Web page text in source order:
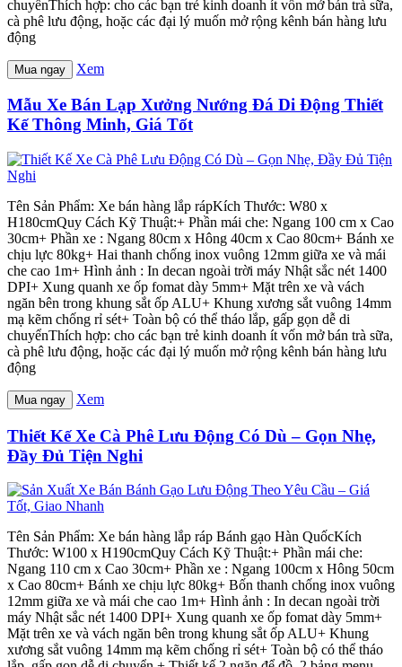
chuyểnThích hợp: cho các bạn trẻ kinh doanh ít vốn mở bán trà sữa,
cà phê lưu động, hoặc các đại lý muốn mở rộng kênh bán hàng lưu
động
Mua ngay Xem
Mẫu Xe Bán Lạp Xưởng Nướng Đá Di Động Thiết
Kế Thông Minh, Giá Tốt
Tên Sản Phẩm: Xe bán hàng lắp rápKích Thước: W80 x
H180cmQuy Cách Kỹ Thuật:+ Phần mái che: Ngang 100 cm x Cao
30cm+ Phần xe : Ngang 80cm x Hông 40cm x Cao 80cm+ Bánh xe
chịu lực 80kg+ Hai thanh chống inox vuông 12mm giữa xe và mái
che cao 1m+ Hình ảnh : In decan ngoài trời máy Nhật sắc nét 1400
DPI+ Xung quanh xe ốp fomat dày 5mm+ Mặt trên xe và vách
ngăn bên trong khung sắt ốp ALU+ Khung xương sắt vuông 14mm
mạ kẽm chống rỉ sét+ Toàn bộ có thể tháo lắp, gấp gọn dễ di
chuyểnThích hợp: cho các bạn trẻ kinh doanh ít vốn mở bán trà sữa,
cà phê lưu động, hoặc các đại lý muốn mở rộng kênh bán hàng lưu
động
Mua ngay Xem
Thiết Kế Xe Cà Phê Lưu Động Có Dù – Gọn Nhẹ,
Đầy Đủ Tiện Nghi
Tên Sản Phẩm: Xe bán hàng lắp ráp Bánh gạo Hàn QuốcKích
Thước: W100 x H190cmQuy Cách Kỹ Thuật:+ Phần mái che:
Ngang 110 cm x Cao 30cm+ Phần xe : Ngang 100cm x Hông 50cm
x Cao 80cm+ Bánh xe chịu lực 80kg+ Bốn thanh chống inox vuông
12mm giữa xe và mái che cao 1m+ Hình ảnh : In decan ngoài trời
máy Nhật sắc nét 1400 DPI+ Xung quanh xe ốp fomat dày 5mm+
Mặt trên xe và vách ngăn bên trong khung sắt ốp ALU+ Khung
xương sắt vuông 14mm mạ kẽm chống rỉ sét+ Toàn bộ có thể tháo